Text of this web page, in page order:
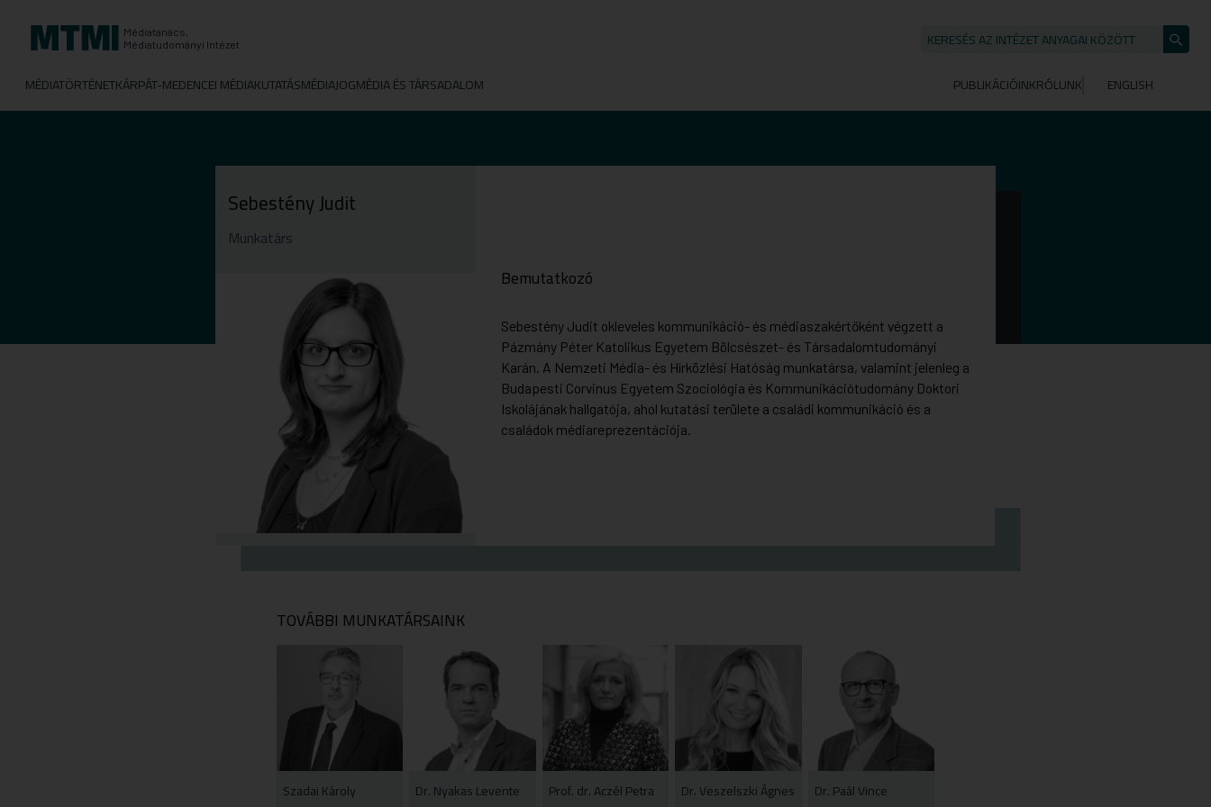
Médiatanács,
Médiatudományi Intézet
KERESÉS AZ INTÉZET ANYAGAI KÖZÖTT
indítása
MÉDIATÖRTÉNETKÁRPÁT-MEDENCEI MÉDIAKUTATÁSMÉDIAJOGMÉDIA ÉS TÁRSADALOM PUBLIKÁCIÓINKRÓLUNK ENGLISH
Sebestény Judit
Munkatárs
Bemutatkozó
Sebestény Judit okleveles kommunikáció- és médiaszakértőként végzett a
Pázmány Péter Katolikus Egyetem Bölcsészet- és Társadalomtudományi
Karán. A Nemzeti Média- és Hírközlési Hatóság munkatársa, valamint jelenleg a
Budapesti Corvinus Egyetem Szociológia és Kommunikációtudomány Doktori
Iskolájának hallgatója, ahol kutatási területe a családi kommunikáció és a
családok médiareprezentációja.
TOVÁBBI MUNKATÁRSAINK
Szadai Károly Dr. Nyakas Levente Prof. dr. Aczél Petra Dr. Veszelszki Ágnes Dr. Paál Vince